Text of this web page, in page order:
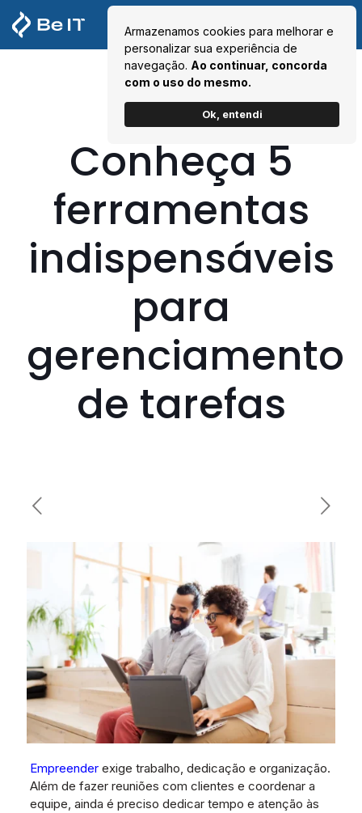
Armazenamos cookies para melhorar e
personalizar sua experiência de
navegação. Ao continuar, concorda
com o uso do mesmo.
Ok, entendi
Conheça 5
ferramentas
indispensáveis
para
gerenciamento
de tarefas
Empreenderexige trabalho, dedicação e organização.
Além de fazer reuniões com clientes e coordenar a
equipe, ainda é preciso dedicar tempo e atenção às